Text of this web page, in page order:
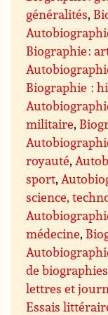
généralités,
Biographie :
Biographie :
militaire,
royauté,
sport,
science,
médecine,
de biographies
lettres et
Essais